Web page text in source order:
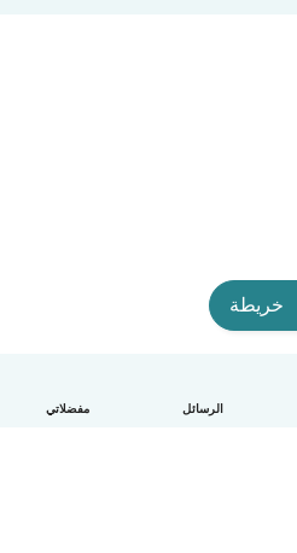
الرسائل مفضلاتي
خريطة